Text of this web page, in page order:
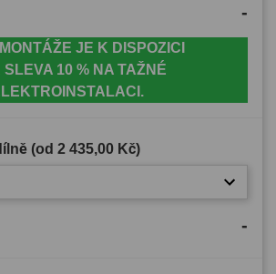
-
JE K DISPOZICI
SLEVA 10 % NA TAŽNÉ
(od 2 435,00 Kč)
-